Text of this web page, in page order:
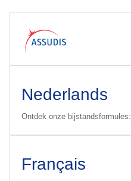
Nederlands
Ontdek onze bijstandsformules:
Français